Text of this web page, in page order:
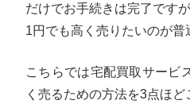
だけでお手続きは完了です
1円でも高く売りたいのが普
こちらでは宅配買取サービ
く売るための方法を3点ほど